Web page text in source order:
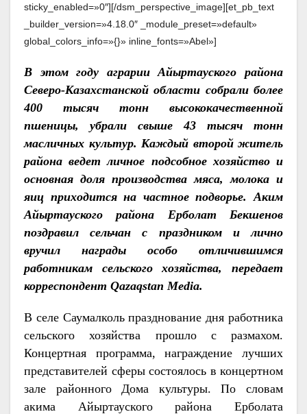
sticky_enabled=»0″][/dsm_perspective_image][et_pb_text
_builder_version=»4.18.0″ _module_preset=»default»
global_colors_info=»{}» inline_fonts=»Abel»]
В этом году аграрии Айыртауского района
Северо-Казахстанской области собрали более
400 тысяч тонн высококачественной
пшеницы, убрали свыше 43 тысяч тонн
масличных культур. Каждый второй житель
района ведет личное подсобное хозяйство и
основная доля производства мяса, молока и
яиц приходится на частное подворье. Аким
Айыртауского района Ерболат Бекшенов
поздравил сельчан с праздником и лично
вручил награды особо отличившимся
работникам сельского хозяйства, передает
корреспондент Qazaqstan Media.
В селе Саумалколь празднование дня работника
сельского хозяйства прошло с размахом.
Концертная программа, награждение лучших
представителей сферы состоялось в концертном
зале районного Дома культуры. По словам
акима Айыртауского района Ерболата